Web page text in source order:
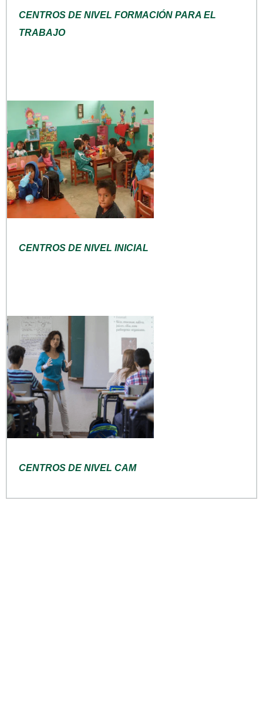
CENTROS DE NIVEL FORMACIÓN PARA EL
TRABAJO
CENTROS DE NIVEL INICIAL
CENTROS DE NIVEL CAM